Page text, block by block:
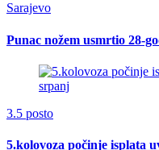
Sarajevo
Punac nožem usmrtio 28-
3.5 posto
5.kolovoza počinje isplata